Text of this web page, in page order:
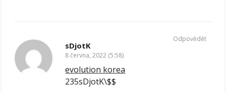
sDjotK
8 června, 2022 (5:58)
evolution korea
235sDjotK\$$
Odpovědět